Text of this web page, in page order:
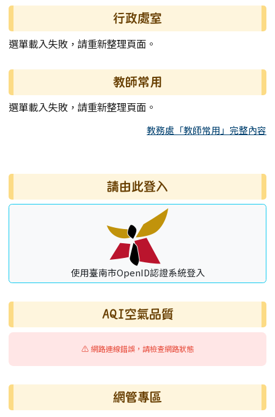
行政處室
選單載入失敗，請重新整理頁面。
教師常用
選單載入失敗，請重新整理頁面。
教務處「教師常用」完整內容
右邊區域內容 請由此登入
使用臺南市OpenID認證系統登入
AQI空氣品質
⚠️ 網路連線錯誤，請檢查網路狀態
網管專區